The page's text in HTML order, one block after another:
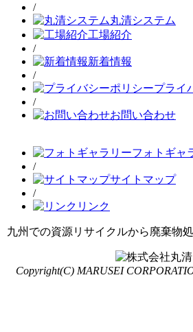
/
丸清システム
工場紹介
/
新着情報
/
プライ
/
お問い合わせ
フォトギャ
/
サイトマップ
/
リンク
九州での資源リサイクルから廃棄物
Copyright(C) MARUSEI